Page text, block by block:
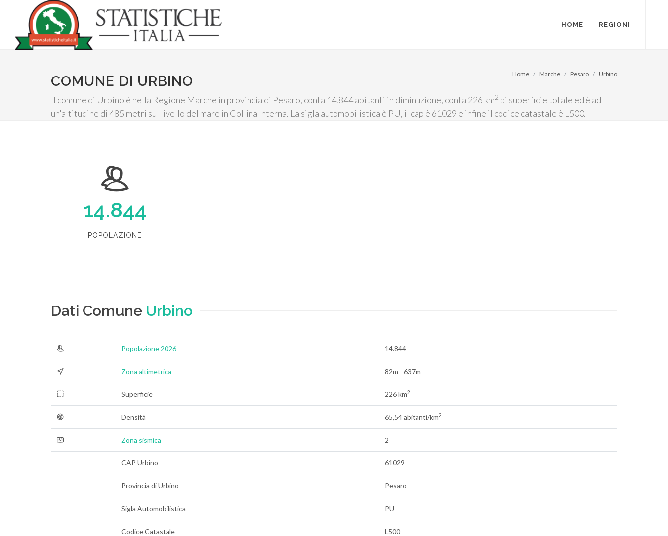
HOME REGIONI
COMUNE DI URBINO
Il comune di Urbino è nella Regione Marche in provincia di Pesaro, conta 14.844 abitanti in diminuzione, conta 226 km2 di superficie totale ed è ad
un'altitudine di 485 metri sul livello del mare in Collina Interna. La sigla automobilistica è PU, il cap è 61029 e infine il codice catastale è L500.
Home Marche Pesaro Urbino
14.844
POPOLAZIONE
Dati Comune Urbino
Popolazione 2026 14.844
Zona altimetrica 82m - 637m
Superficie 226 km2
Densità 65,54 abitanti/km2
Zona sismica 2
CAP Urbino 61029
Provincia di Urbino Pesaro
Sigla Automobilistica PU
Codice Catastale L500